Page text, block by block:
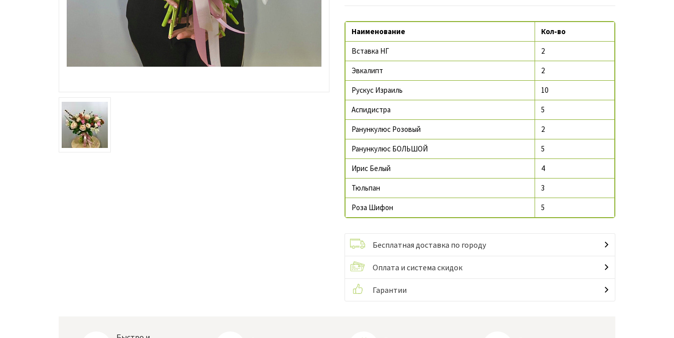
Наименование Кол-во
Вставка НГ 2
Эвкалипт 2
Рускус Израиль 10
Аспидистра 5
Ранункулюс Розовый 2
Ранункулюс БОЛЬШОЙ 5
Ирис Белый 4
Тюльпан 3
Роза Шифон 5
Бесплатная доставка по городу
Оплата и система скидок
Гарантии